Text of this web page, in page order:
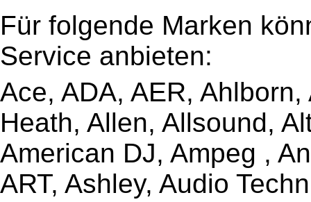
Für folgende Marken
Service anbieten:
Ace, ADA, AER,
Heath, Allen, Allsound,
American DJ, Ampeg ,
ART, Ashley, Audio